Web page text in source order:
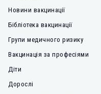
Новини вакцинації
Бібліотека вакцинації
Групи медичного ризику
Вакцинація за професіями
Діти
Дорослі